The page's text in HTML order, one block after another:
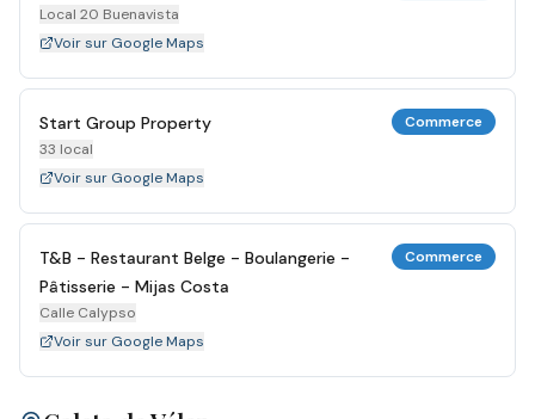
Local 20 Buenavista
Voir sur Google Maps
Start Group Property
33 local
Commerce
Voir sur Google Maps
T&B - Restaurant Belge - Boulangerie -
Pâtisserie - Mijas Costa
Calle Calypso
Commerce
Voir sur Google Maps